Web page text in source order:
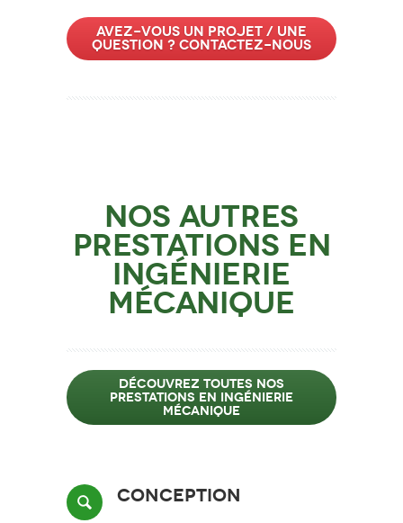
Avez-vous un projet / une
question ? Contactez-nous
Nos autres
prestations en
ingénierie
mécanique
Découvrez toutes nos
prestations en ingénierie
mécanique
Conception